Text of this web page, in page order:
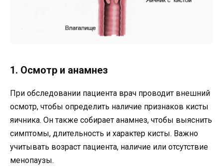
1. Осмотр и анамнез
При обследовании пациента врач проводит внешний
осмотр, чтобы определить наличие признаков кисты
яичника. Он также собирает анамнез, чтобы выяснить
симптомы, длительность и характер кисты. Важно
учитывать возраст пациента, наличие или отсутствие
менопаузы.